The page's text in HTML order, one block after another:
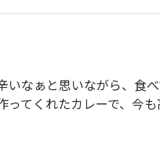
なぁと思いながら、食
てくれたカレーで、今